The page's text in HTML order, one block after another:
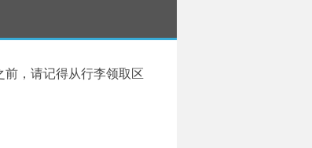
，请记得从行李领取区